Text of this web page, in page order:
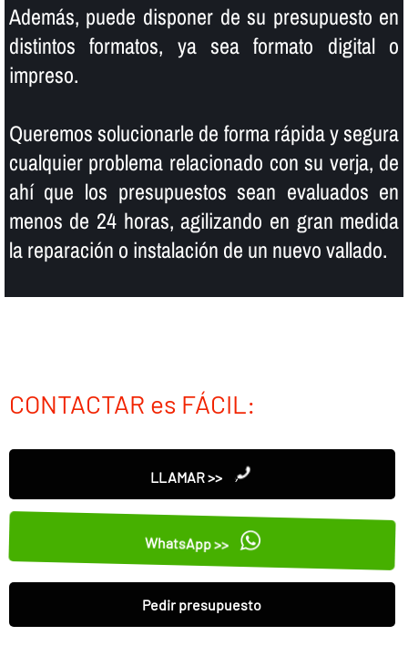
Además, puede disponer de su presupuesto en
distintos formatos, ya sea formato digital o
impreso.
Queremos solucionarle de forma rápida y segura
cualquier problema relacionado con su verja, de
ahí­ que los presupuestos sean evaluados en
menos de 24 horas, agilizando en gran medida
la reparación o instalación de un nuevo vallado.
CONTACTAR es FÁCIL:
LLAMAR >>
WhatsApp >>
Pedir presupuesto